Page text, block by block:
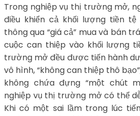
Trong nghiệp vụ thị trường mở,
điều khiển cả khối lượng tiền
thông qua “giá cả” mua và bán
cuộc can thiệp vào khối lượng
trường mở đều được tiến hành
vô hình, “không can thiệp thô
không chứa đựng “một chút
nghiệp vụ thị trường mở có thể
Khi có một sai lầm trong lúc